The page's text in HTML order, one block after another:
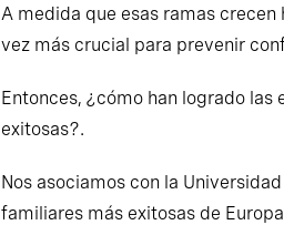
A medida que esas ramas
vez más crucial para prevenir
Entonces, ¿cómo han logrado
exitosas?.
Nos asociamos con la
familiares más exitosas de